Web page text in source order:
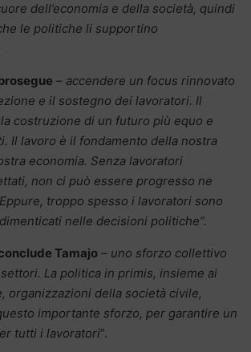
dell’economia e della società, quindi
le politiche li supportino
– accendere un focus rinnovato
e il sostegno dei lavoratori. Il
costruzione di un futuro più equo e
Il lavoro è il fondamento della nostra
economia. Senza lavoratori
non ci può essere progresso ne
troppo spesso i lavoratori sono
nelle decisioni politiche”.
Tamajo – uno sforzo collettivo
La politica in primis, insieme ai
organizzazioni della società civile,
importante sforzo, per garantire un
tutti i lavoratori”.